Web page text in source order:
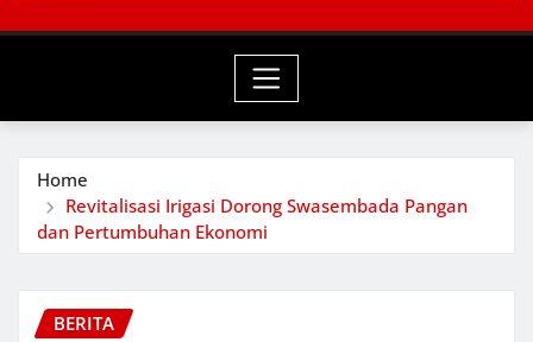
Home
Revitalisasi Irigasi Dorong Swasembada Pangan
dan Pertumbuhan Ekonomi
BERITA